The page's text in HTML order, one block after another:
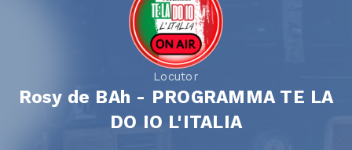
Locutor
Rosy de BAh - PROGRAMMA TE LA
DO IO L'ITALIA